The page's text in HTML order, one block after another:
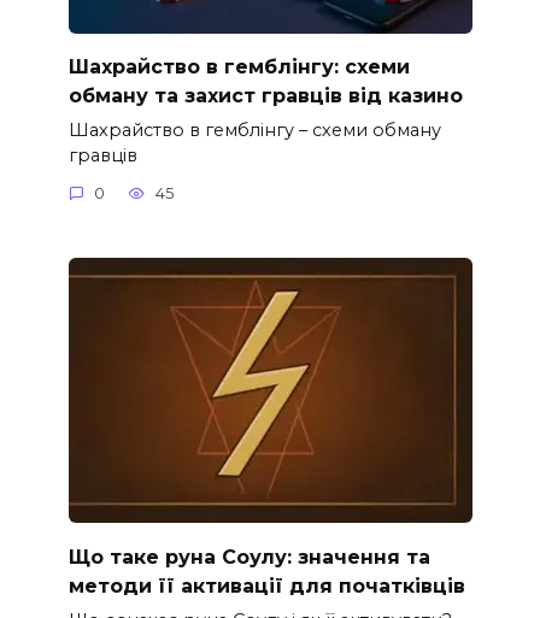
Шахрайство в гемблінгу: схеми
обману та захист гравців від казино
Шахрайство в гемблінгу – схеми обману
гравців
0 45
Що таке руна Соулу: значення та
методи її активації для початківців